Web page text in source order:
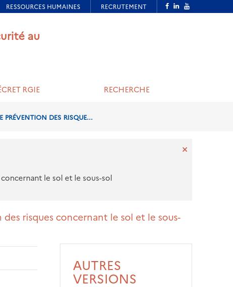
au
RGIE RECHERCHE
DES RISQUE...
le sol et le sous-sol
risques concernant le sol et le sous-
AUTRES
VERSIONS